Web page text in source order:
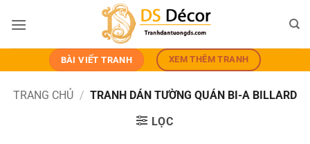
qua
BÀI VIẾT TRANH XEM THÊM TRANH
TRANG CHỦ / TRANH DÁN TƯỜNG QUÁN BI-A BILLARD
LỌC